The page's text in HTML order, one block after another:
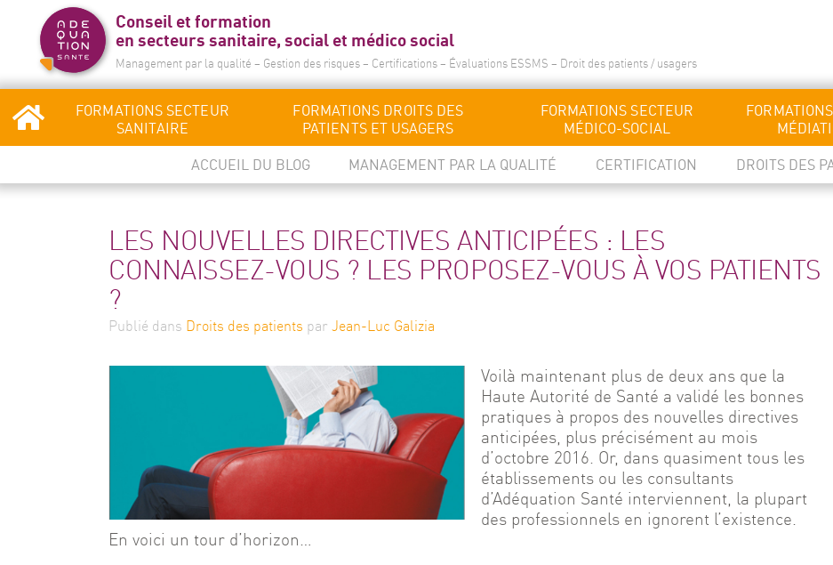
Conseil et formation
en secteurs sanitaire, social et médico social
Management par la qualité – Gestion des risques – Certifications – Évaluations ESSMS – Droit des patients / usagers
FORMATIONS SECTEUR
SANITAIRE
FORMATIONS DROITS DES
PATIENTS ET USAGERS
FORMATIONS SECTEUR
MÉDICO-SOCIAL
ACCUEIL DU BLOG MANAGEMENT PAR LA QUALITÉ CERTIFICATION DROITS DES
LES NOUVELLES DIRECTIVES ANTICIPÉES : LES
CONNAISSEZ-VOUS ? LES PROPOSEZ-VOUS À VOS PATIENTS
?
Publié dans Droits des patients par Jean-Luc Galizia
Voilà maintenant plus de deux ans que la
Haute Autorité de Santé a validé les bonnes
pratiques à propos des nouvelles directives
anticipées, plus précisément au mois
d’octobre 2016. Or, dans quasiment tous les
établissements ou les consultants
d’Adéquation Santé interviennent, la plupart
des professionnels en ignorent l’existence.
En voici un tour d’horizon…